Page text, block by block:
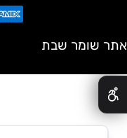
אתר שומר שבת